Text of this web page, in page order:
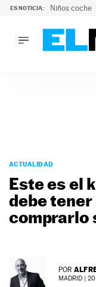
ES NOTICIA: Niños coche
PODCAST
MOTOS
TECNOLOGÍA
SERVICIOS
NEWSLETTER
ACTUALIDAD
Este es el
debe tener
comprarlo
POR
MADRID |